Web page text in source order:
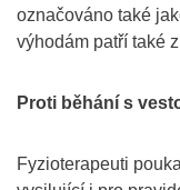
označováno také
výhodám patří také
Proti běhání s
Fyzioterapeuti